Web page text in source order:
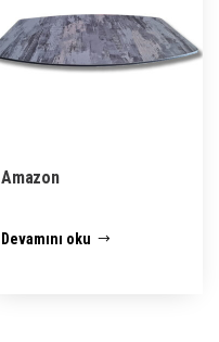
Amazon
Devamını oku